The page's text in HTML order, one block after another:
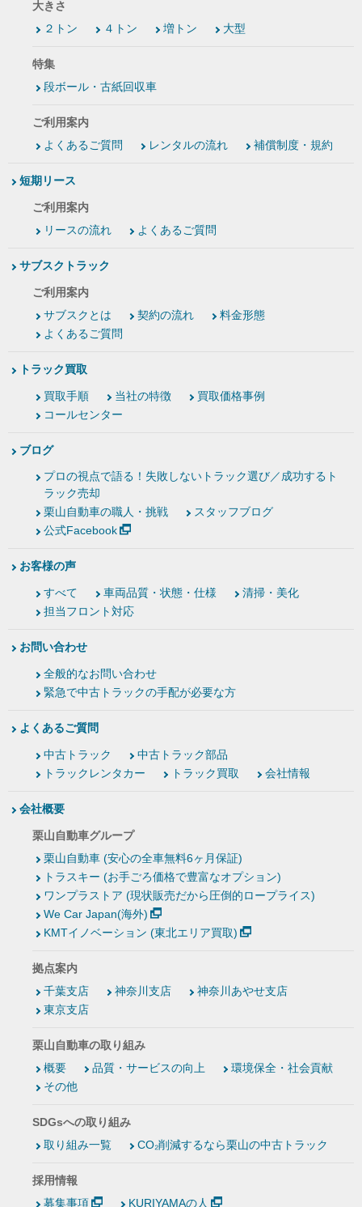
大きさ
２トン
４トン 増トン 大型
特集
段ボール・古紙回収車
ご利用案内
よくあるご質問
レンタルの流れ 補償制度・規約
短期リース
ご利用案内
リースの流れ
よくあるご質問
サブスクトラック
ご利用案内
サブスクとは
契約の流れ
料金形態
よくあるご質問
トラック買取
買取手順 当社の特徴
買取価格事例
コールセンター
ブログ
プロの視点で語る！失敗しないトラック選び／成功するト
ラック売却
栗山自動車の職人・挑戦
スタッフブログ
公式Facebook
お客様の声
すべて 車両品質・状態・仕様
清掃・美化
担当フロント対応
お問い合わせ
全般的なお問い合わせ
緊急で中古トラックの手配が必要な方
よくあるご質問
中古トラック
中古トラック部品
トラックレンタカー
トラック買取 会社情報
会社概要
栗山自動車グループ
栗山自動車 (安心の全車無料6ヶ月保証)
トラスキー (お手ごろ価格で豊富なオプション)
ワンプラストア (現状販売だから圧倒的ロープライス)
We Car Japan(海外)
KMTイノベーション (東北エリア買取)
拠点案内
千葉支店
神奈川支店
神奈川あやせ支店
東京支店
栗山自動車の取り組み
概要
品質・サービスの向上
環境保全・社会貢献
その他
SDGsへの取り組み
取り組み一覧
CO₂削減するなら栗山の中古トラック
採用情報
募集事項
KURIYAMAの人